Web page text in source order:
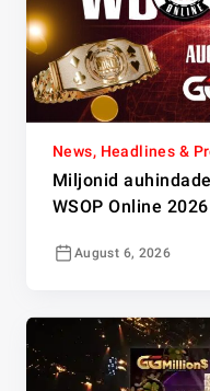
News, Headlines &
Miljonid
WSOP Online
August 6, 2026